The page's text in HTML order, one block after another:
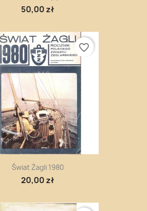
50,00 zł
Świat Żagli 1980
20,00 zł
favorite_border